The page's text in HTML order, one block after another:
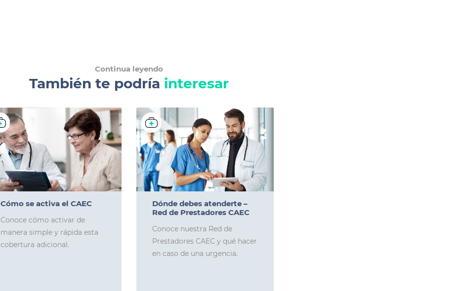
Continua leyendo
También te podría interesar
Cómo se activa el CAEC
Conoce cómo activar de
manera simple y rápida esta
cobertura adicional.
Dónde debes atenderte –
Red de Prestadores CAEC
Conoce nuestra Red de
Prestadores CAEC y qué hacer
en caso de una urgencia.